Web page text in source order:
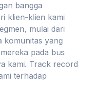
bangga
klien-klien kami
mulai dari
komunitas yang
pada bus
kami. Track record
terhadap